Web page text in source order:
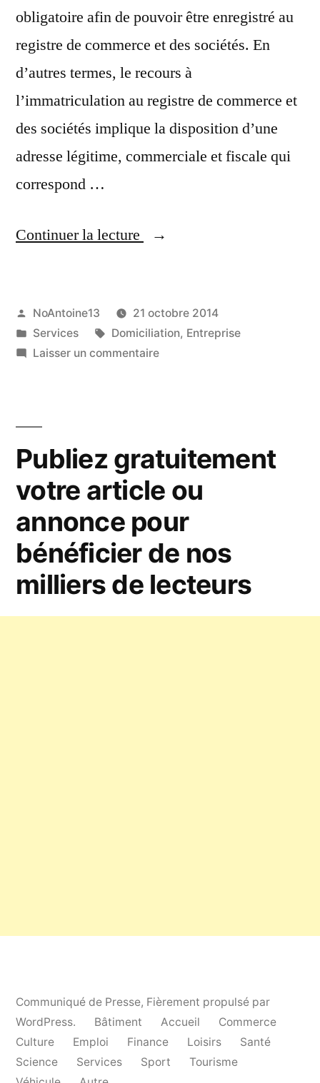
obligatoire afin de pouvoir être enregistré au
registre de commerce et des sociétés. En
d’autres termes, le recours à
l’immatriculation au registre de commerce et
des sociétés implique la disposition d’une
adresse légitime, commerciale et fiscale qui
correspond …
Continuer la lecture
« Comment
villes
prestigieuses
d’entreprise
? »
Publié
par
NoAntoine13
21 octobre 2014
Publié
dans
Services Étiquettes :
Domiciliation, Entreprise
Laisser un commentairesur
prestigieuses
pour
une
d’entreprise
?
Publiez gratuitement
votre article ou
annonce pour
bénéficier de nos
milliers de lecteurs
Communiqué de Presse, Fièrement propulsé par
WordPress.
Bâtiment Accueil
Commerce
Culture
Emploi Finance Loisirs
Santé
Science
Services Sport
Tourisme